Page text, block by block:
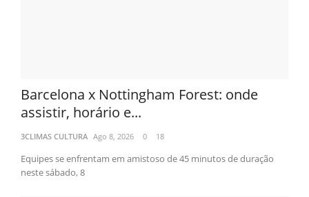
Barcelona x Nottingham Forest: onde
assistir, horário e...
3CLIMAS CULTURA Ago 8, 2026 0 18
Equipes se enfrentam em amistoso de 45 minutos de duração
neste sábado, 8